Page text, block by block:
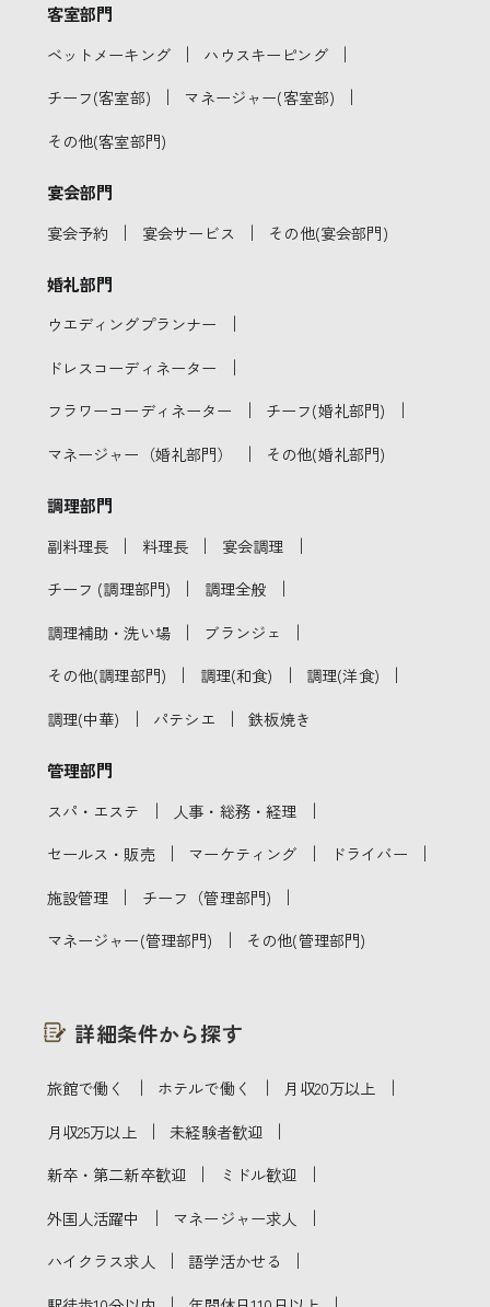
客室部門
ベットメーキング ｜ ハウスキーピング ｜
チーフ(客室部) ｜ マネージャー(客室部) ｜
その他(客室部門)
宴会部門
宴会予約 ｜ 宴会サービス ｜ その他(宴会部門)
婚礼部門
ウエディングプランナー ｜
ドレスコーディネーター ｜
フラワーコーディネーター ｜ チーフ(婚礼部門) ｜
マネージャー（婚礼部門） ｜ その他(婚礼部門)
調理部門
副料理長 ｜ 料理長 ｜ 宴会調理 ｜
チーフ (調理部門) ｜ 調理全般 ｜
調理補助・洗い場 ｜ ブランジェ ｜
その他(調理部門) ｜ 調理(和食) ｜ 調理(洋食) ｜
調理(中華) ｜ パテシエ ｜ 鉄板焼き
管理部門
スパ・エステ ｜ 人事・総務・経理 ｜
セールス・販売 ｜ マーケティング ｜ ドライバー ｜
施設管理 ｜ チーフ（管理部門) ｜
マネージャー(管理部門) ｜ その他(管理部門)
詳細条件から探す
旅館で働く ｜ ホテルで働く ｜ 月収20万以上 ｜
月収25万以上 ｜ 未経験者歓迎 ｜
新卒・第二新卒歓迎 ｜ ミドル歓迎 ｜
外国人活躍中 ｜ マネージャー求人 ｜
ハイクラス求人 ｜ 語学活かせる ｜